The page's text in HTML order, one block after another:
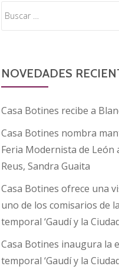
NOVEDADES
Casa Botines recibe a
Casa Botines nombra
Feria Modernista de León
Reus, Sandra Guaita
Casa Botines ofrece una
uno de los comisarios de
temporal ‘Gaudí y la
Casa Botines inaugura la
temporal ‘Gaudí y la